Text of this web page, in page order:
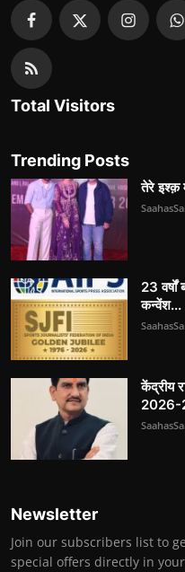
Total Visitors
Trending Posts
तेरे इश्क़
23
कन्वेंश...
केंद्रीय
2026-
Newsletter
Join our subscribers list to
special offers directly in